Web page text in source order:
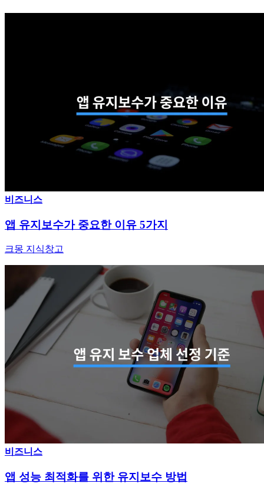
비즈니스
앱 유지보수가 중요한 이유 5가지
크몽 지식창고
비즈니스
앱 성능 최적화를 위한 유지보수 방법